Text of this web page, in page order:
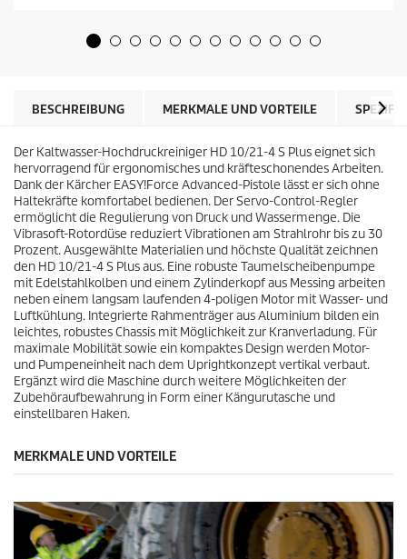
e
r
o
d
u
k
t
s
e
1
B
e
w
e
r
t
u
n
g
BESCHREIBUNG MERKMALE UND VORTEILE
Der Kaltwasser-Hochdruckreiniger HD 10/21-4 S Plus eignet sich
hervorragend für ergonomisches und kräfteschonendes Arbeiten.
Dank der Kärcher EASY!Force Advanced-Pistole lässt er sich ohne
Haltekräfte komfortabel bedienen. Der Servo-Control-Regler
ermöglicht die Regulierung von Druck und Wassermenge. Die
Vibrasoft-Rotordüse reduziert Vibrationen am Strahlrohr bis zu 30
Prozent. Ausgewählte Materialien und höchste Qualität zeichnen
den HD 10/21-4 S Plus aus. Eine robuste Taumelscheibenpumpe
mit Edelstahlkolben und einem Zylinderkopf aus Messing arbeiten
neben einem langsam laufenden 4-poligen Motor mit Wasser- und
Luftkühlung. Integrierte Rahmenträger aus Aluminium bilden ein
leichtes, robustes Chassis mit Möglichkeit zur Kranverladung. Für
maximale Mobilität sowie ein kompaktes Design werden Motor-
und Pumpeneinheit nach dem Uprightkonzept vertikal verbaut.
Ergänzt wird die Maschine durch weitere Möglichkeiten der
Zubehöraufbewahrung in Form einer Kängurutasche und
einstellbaren Haken.
MERKMALE UND VORTEILE